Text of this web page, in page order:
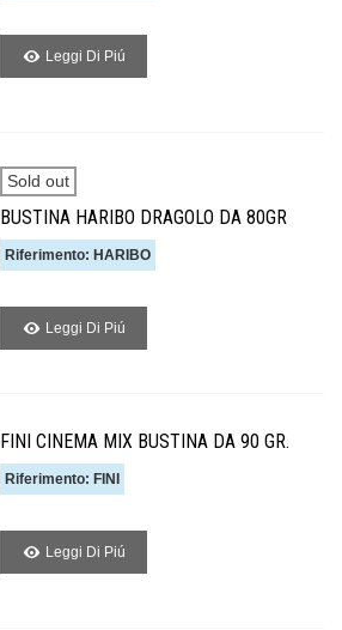
Leggi Di Piú
Sold out
BUSTINA HARIBO DRAGOLO DA 80GR
Riferimento: HARIBO
Leggi Di Piú
FINI CINEMA MIX BUSTINA DA 90 GR.
Riferimento: FINI
Leggi Di Piú